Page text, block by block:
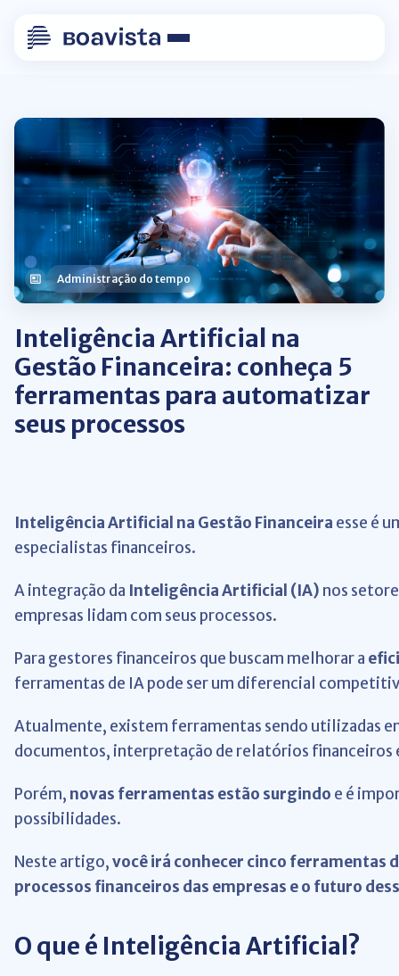
Administração do tempo
Inteligência Artificial na
Gestão Financeira: conheça 5
ferramentas para automatizar
seus processos
Inteligência Artificial na Gestão Financeira esse é
especialistas financeiros.
A integração da Inteligência Artificial (IA) nos
empresas lidam com seus processos.
Para gestores financeiros que buscam melhorar a
ferramentas de IA pode ser um diferencial
Atualmente, existem ferramentas sendo utilizadas
documentos, interpretação de relatórios financeiros
Porém, novas ferramentas estão surgindo e é
possibilidades.
Neste artigo,você irá conhecer cinco ferramentas
processos financeiros das empresas e o futuro
O que é Inteligência Artificial?